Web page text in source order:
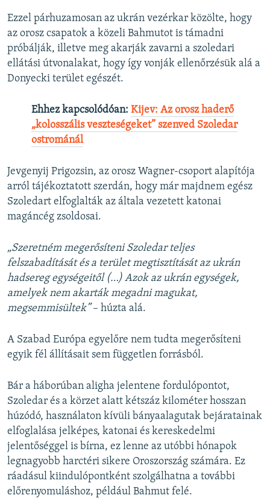
Ezzel párhuzamosan az ukrán vezérkar közölte, hogy
az orosz csapatok a közeli Bahmutot is támadni
próbálják, illetve meg akarják zavarni a szoledari
ellátási útvonalakat, hogy így vonják ellenőrzésük alá a
Donyecki terület egészét.
Ehhez kapcsolódóan: Kijev: Az orosz haderő
„kolosszális veszteségeket” szenved Szoledar
ostrománál
Jevgenyij Prigozsin, az orosz Wagner-csoport alapítója
arról tájékoztatott szerdán, hogy már majdnem egész
Szoledart elfoglalták az általa vezetett katonai
magáncég zsoldosai.
„Szeretném megerősíteni Szoledar teljes
felszabadítását és a terület megtisztítását az ukrán
hadsereg egységeitől (…) Azok az ukrán egységek,
amelyek nem akarták megadni magukat,
megsemmisültek”– húzta alá.
A Szabad Európa egyelőre nem tudta megerősíteni
egyik fél állításait sem független forrásból.
Bár a háborúban aligha jelentene fordulópontot,
Szoledar és a körzet alatt kétszáz kilométer hosszan
húzódó, használaton kívüli bányaalagutak bejáratainak
elfoglalása jelképes, katonai és kereskedelmi
jelentőséggel is bírna, ez lenne az utóbbi hónapok
legnagyobb harctéri sikere Oroszország számára. Ez
ráadásul kiindulópontként szolgálhatna a további
előrenyomuláshoz, például Bahmut felé.